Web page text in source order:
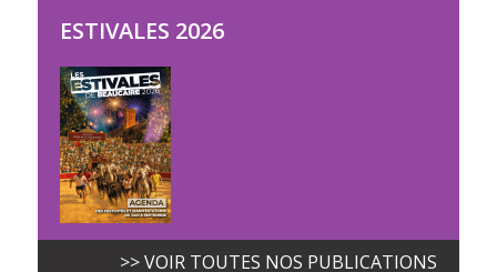
ESTIVALES 2026
>> VOIR TOUTES NOS PUBLICATIONS